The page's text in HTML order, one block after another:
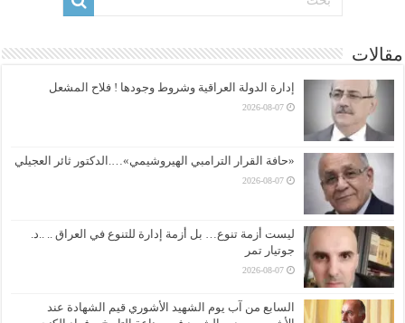
مقالات
إدارة الدولة العراقية وشروط وجودها ! فلاح المشعل
2026-08-07
«حافة القرار الترامبي الهيروشيمي»….الدكتور ثائر العجيلي
2026-08-07
ليست أزمة تنوع… بل أزمة إدارة للتنوع في العراق .. ..د.
جوتيار تمر
2026-08-07
السابع من آب يوم الشهيد الأشوري قيم الشهادة عند